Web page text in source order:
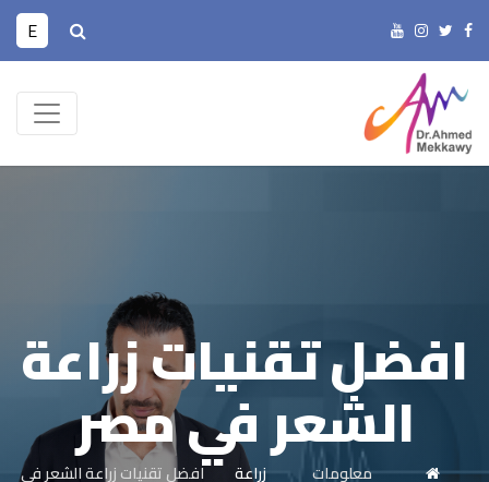
E
افضل تقنيات زراعة
الشعر في مصر
معلومات
زراعة
افضل تقنيات زراعة الشعر في